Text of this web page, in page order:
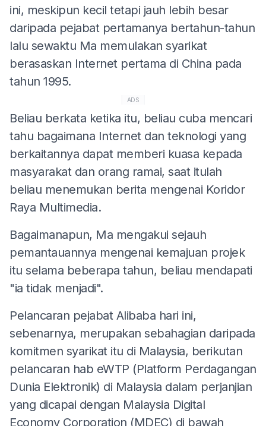
ini, meskipun kecil tetapi jauh lebih besar
daripada pejabat pertamanya bertahun-tahun
lalu sewaktu Ma memulakan syarikat
berasaskan Internet pertama di China pada
tahun 1995.
ADS
Beliau berkata ketika itu, beliau cuba mencari
tahu bagaimana Internet dan teknologi yang
berkaitannya dapat memberi kuasa kepada
masyarakat dan orang ramai, saat itulah
beliau menemukan berita mengenai Koridor
Raya Multimedia.
Bagaimanapun, Ma mengakui sejauh
pemantauannya mengenai kemajuan projek
itu selama beberapa tahun, beliau mendapati
"ia tidak menjadi".
Pelancaran pejabat Alibaba hari ini,
sebenarnya, merupakan sebahagian daripada
komitmen syarikat itu di Malaysia, berikutan
pelancaran hab eWTP (Platform Perdagangan
Dunia Elektronik) di Malaysia dalam perjanjian
yang dicapai dengan Malaysia Digital
Economy Corporation (MDEC) di bawah